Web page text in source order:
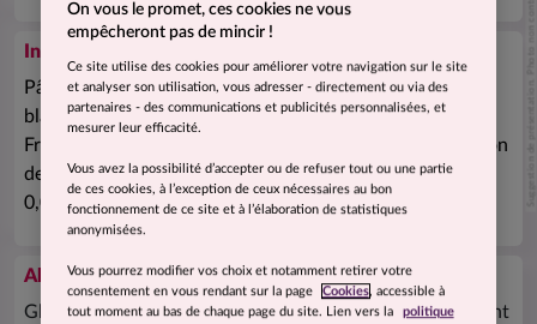
Suggestion de présentation. Photo non contractuelle.
Ingrédients
Pâtes cuites huilées 33% (semoule deblédur, poudre de
blanc d'œufs , eau, huile), sauté de poulet 20% (origine
France), eau, courgettes 16%,
), amidon
de riz, farine deblé, jus de citron 0,5%, sel, ail, thym
0,09%, romarin, arôme naturel, épices.
Allergènes
Gluten, œuf, lactose. Plat préparé dans un atelier utilisant
On vous le promet, ces cookies ne vous
empêcheront pas de mincir !
Ce site utilise des cookies pour améliorer votre navigation sur le site
et analyser son utilisation, vous adresser - directement ou via des
partenaires - des communications et publicités personnalisées, et
mesurer leur efficacité.
Vous avez la possibilité d’accepter ou de refuser tout ou une partie
de ces cookies, à l’exception de ceux nécessaires au bon
fonctionnement de ce site et à l’élaboration de statistiques
anonymisées.
Vous pourrez modifier vos choix et notamment retirer votre
consentement en vous rendant sur la page
Cookies, accessible à
tout moment au bas de chaque page du site. Lien vers la
politique